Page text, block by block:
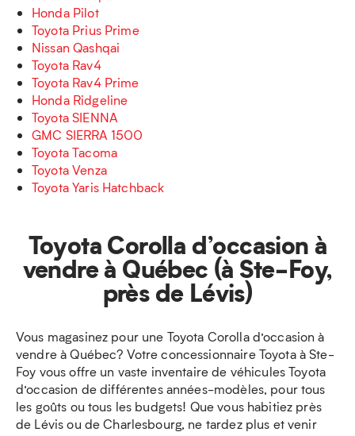
Honda Pilot
Toyota Prius Prime
Nissan Qashqai
Toyota Rav4
Toyota Rav4 Prime
Honda Ridgeline
Toyota SIENNA
GMC SIERRA 1500
Toyota Tacoma
Toyota Venza
Toyota Yaris Hatchback
Toyota Corolla d’occasion à
vendre à Québec (à Ste-Foy,
près de Lévis)
Vous magasinez pour une Toyota Corolla d’occasion à
vendre à Québec? Votre concessionnaire Toyota à Ste-
Foy vous offre un vaste inventaire de véhicules Toyota
d’occasion de différentes années-modèles, pour tous
les goûts ou tous les budgets! Que vous habitiez près
de Lévis ou de Charlesbourg, ne tardez plus et venir